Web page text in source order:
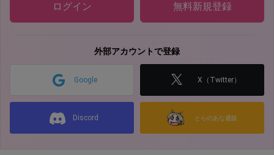
ログイン 無料新規登録
外部アカウントで登録
Google X（Twitter）
Discord とらのあな通販